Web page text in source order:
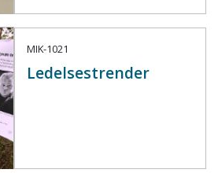
MIK-1021
Ledelsestrender